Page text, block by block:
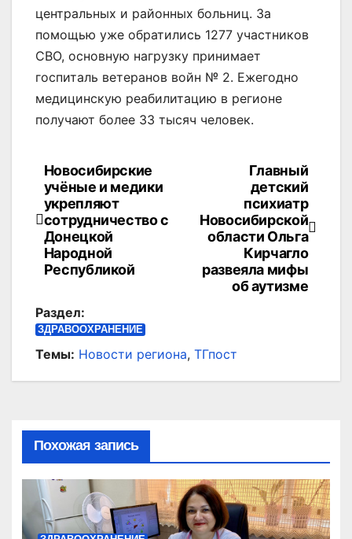
центральных и районных больниц. За
помощью уже обратились 1277 участников
СВО, основную нагрузку принимает
госпиталь ветеранов войн № 2. Ежегодно
медицинскую реабилитацию в регионе
получают более 33 тысяч человек.
Навигация
по
записям
Главный
детский
психиатр
Новосибирской
области Ольга
Кирчагло
развеяла мифы
об аутизме
Новосибирские
учёные и медики
укрепляют
сотрудничество с
Донецкой
Народной
Республикой
Раздел:
ЗДРАВООХРАНЕНИЕ
Темы: Новости региона, ТГпост
Похожая запись